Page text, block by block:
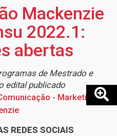
Mackenzie
2022.1:
abertas
de Mestrado e
edital publicado
- Marketing
REDES SOCIAIS